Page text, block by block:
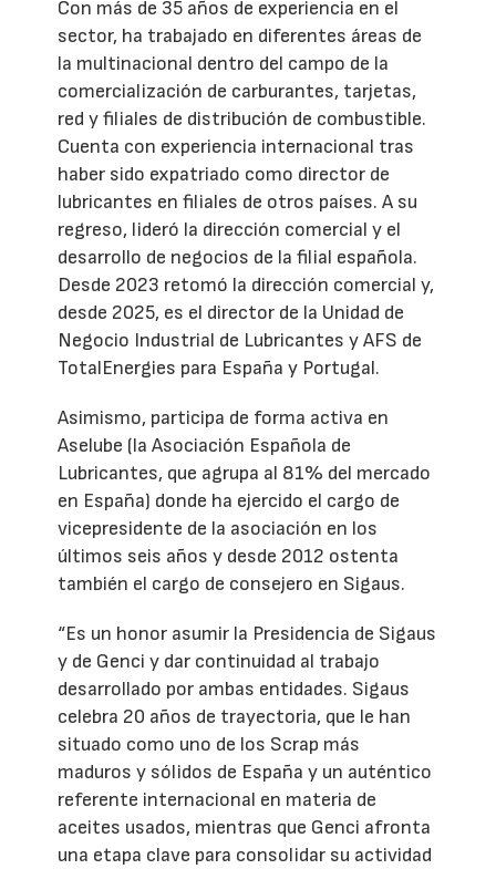
Con más de 35 años de experiencia en el
sector, ha trabajado en diferentes áreas de
la multinacional dentro del campo de la
comercialización de carburantes, tarjetas,
red y filiales de distribución de combustible.
Cuenta con experiencia internacional tras
haber sido expatriado como director de
lubricantes en filiales de otros países. A su
regreso, lideró la dirección comercial y el
desarrollo de negocios de la filial española.
Desde 2023 retomó la dirección comercial y,
desde 2025, es el director de la Unidad de
Negocio Industrial de Lubricantes y AFS de
TotalEnergies para España y Portugal.
Asimismo, participa de forma activa en
Aselube (la Asociación Española de
Lubricantes, que agrupa al 81% del mercado
en España) donde ha ejercido el cargo de
vicepresidente de la asociación en los
últimos seis años y desde 2012 ostenta
también el cargo de consejero en Sigaus.
“Es un honor asumir la Presidencia de Sigaus
y de Genci y dar continuidad al trabajo
desarrollado por ambas entidades. Sigaus
celebra 20 años de trayectoria, que le han
situado como uno de los Scrap más
maduros y sólidos de España y un auténtico
referente internacional en materia de
aceites usados, mientras que Genci afronta
una etapa clave para consolidar su actividad